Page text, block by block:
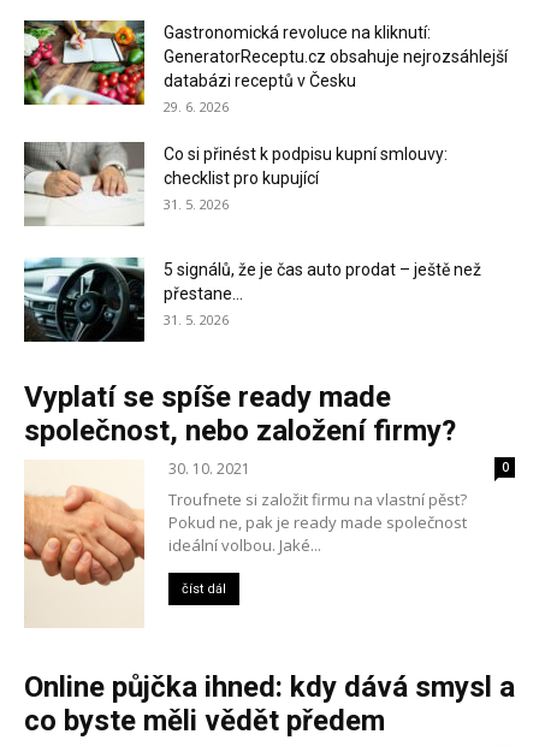
Gastronomická revoluce na kliknutí:
GeneratorReceptu.cz obsahuje nejrozsáhlejší
databázi receptů v Česku
29. 6. 2026
Co si přinést k podpisu kupní smlouvy:
checklist pro kupující
31. 5. 2026
5 signálů, že je čas auto prodat – ještě než
přestane...
31. 5. 2026
Vyplatí se spíše ready made
společnost, nebo založení firmy?
30. 10. 2021 0
Troufnete si založit firmu na vlastní pěst?
Pokud ne, pak je ready made společnost
ideální volbou. Jaké...
číst dál
Online půjčka ihned: kdy dává smysl a
co byste měli vědět předem